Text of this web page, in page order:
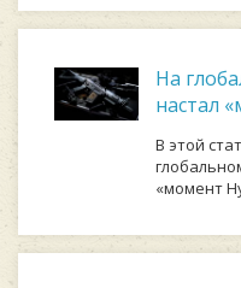
На
настал
В этой
«момент